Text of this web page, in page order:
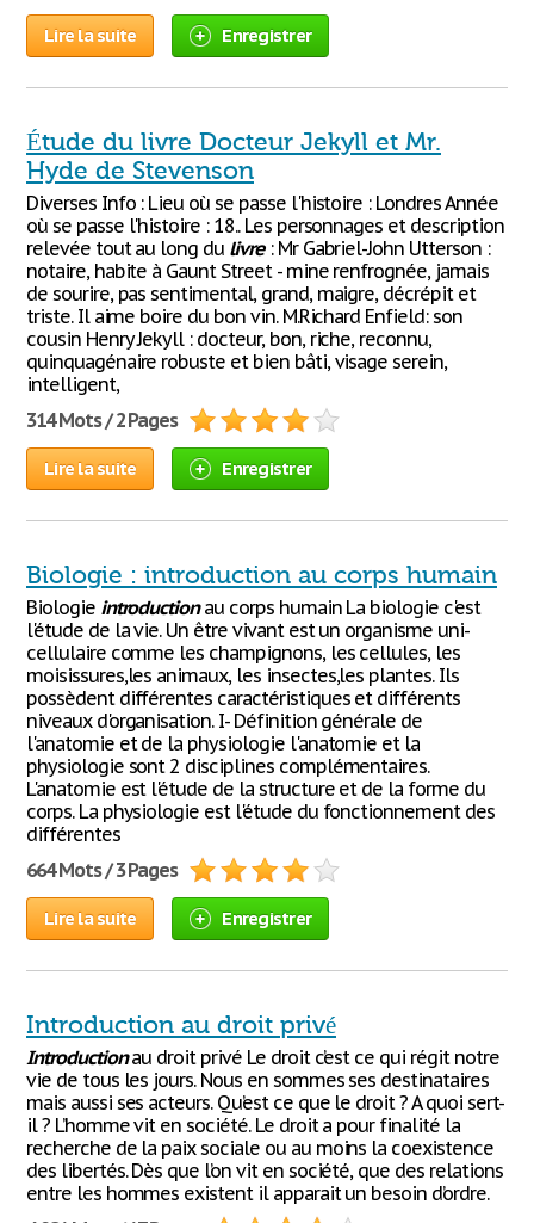
Lire la suite Enregistrer
Étude du livre Docteur Jekyll et Mr.
Hyde de Stevenson
Diverses Info : Lieu où se passe l'histoire : Londres Année
où se passe l'histoire : 18.. Les personnages et description
relevée tout au long du livre: Mr Gabriel-John Utterson :
notaire, habite à Gaunt Street - mine renfrognée, jamais
de sourire, pas sentimental, grand, maigre, décrépit et
triste. Il aime boire du bon vin. M.Richard Enfield: son
cousin Henry Jekyll : docteur, bon, riche, reconnu,
quinquagénaire robuste et bien bâti, visage serein,
intelligent,
314 Mots / 2 Pages
Lire la suite Enregistrer
Biologie : introduction au corps humain
Biologie introductionau corps humain La biologie c'est
l'étude de la vie. Un être vivant est un organisme uni-
cellulaire comme les champignons, les cellules, les
moisissures,les animaux, les insectes,les plantes. Ils
possèdent différentes caractéristiques et différents
niveaux d'organisation. I- Définition générale de
l'anatomie et de la physiologie l'anatomie et la
physiologie sont 2 disciplines complémentaires.
L'anatomie est l'étude de la structure et de la forme du
corps. La physiologie est l'étude du fonctionnement des
différentes
664 Mots / 3 Pages
Lire la suite Enregistrer
Introduction au droit privé
Introductionau droit privé Le droit c’est ce qui régit notre
vie de tous les jours. Nous en sommes ses destinataires
mais aussi ses acteurs. Qu’est ce que le droit ? A quoi sert-
il ? L’homme vit en société. Le droit a pour finalité la
recherche de la paix sociale ou au moins la coexistence
des libertés. Dès que l’on vit en société, que des relations
entre les hommes existent il apparait un besoin d’ordre.